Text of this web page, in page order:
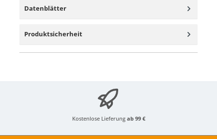
Datenblätter
Produktsicherheit
Kostenlose Lieferung ab 99 €